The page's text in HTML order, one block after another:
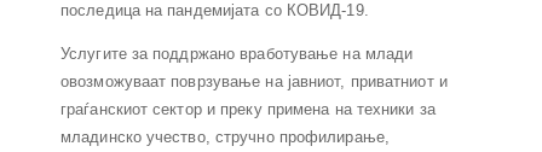
последица на пандемијата со КОВИД-19.
Услугите за поддржано вработување на млади
овозможуваат поврзување на јавниот, приватниот и
граѓанскиот сектор и преку примена на техники за
младинско учество, стручно профилирање,